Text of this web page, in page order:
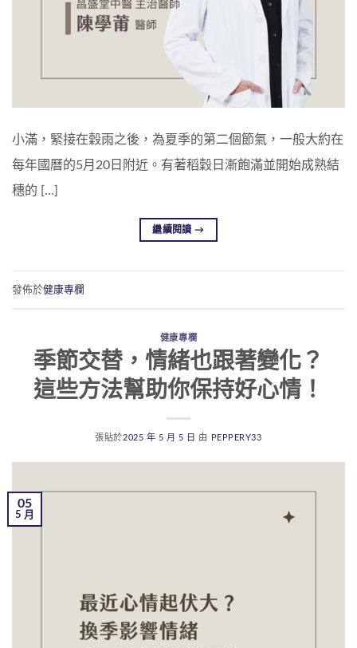
小滿，緊接在穀雨之後，為夏季的第二個節氣，一般大約在
每年國曆的5月20日附近。有著稻穀日漸飽滿並開始成熟結
穗的 […]
繼續閱讀→
發佈於健康專欄
健康專欄
季節交替，情緒也跟著變化？
這些方法幫助你保持好心情！
張貼於2025 年 5 月 5 日 由 PEPPERY33
05
5 月